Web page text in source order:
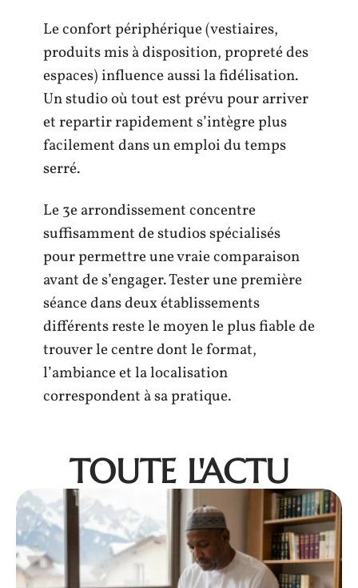
Le confort périphérique (vestiaires,
produits mis à disposition, propreté des
espaces) influence aussi la fidélisation.
Un studio où tout est prévu pour arriver
et repartir rapidement s’intègre plus
facilement dans un emploi du temps
serré.
Le 3e arrondissement concentre
suffisamment de studios spécialisés
pour permettre une vraie comparaison
avant de s’engager. Tester une première
séance dans deux établissements
différents reste le moyen le plus fiable de
trouver le centre dont le format,
l’ambiance et la localisation
correspondent à sa pratique.
TOUTE L'ACTU